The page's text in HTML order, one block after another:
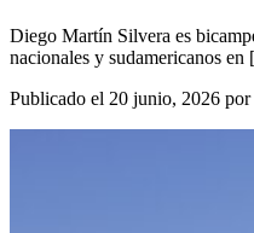
Diego Martín Silvera es
nacionales y sudamericanos
Publicado el 20 junio, 2026